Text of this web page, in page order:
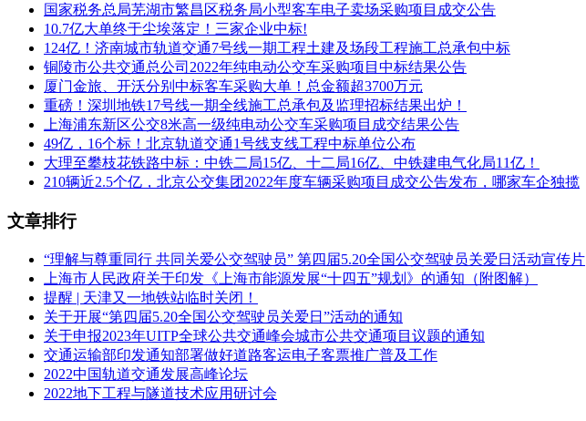
采购服务平台：西南联合产权交易所有限责任公司南充分所
通讯地址：南充市顺庆区丝绸路丝绸大厦2楼
邮 编：637000
联 系 人：何女士
联系电话：0817-2298761
国家税务总局芜湖市繁昌区税务局小型客车电子卖场采购项目成交公告
10.7亿大单终于尘埃落定！三家企业中标!
124亿！济南城市轨道交通7号线一期工程土建及场段工程施工总承包中标
铜陵市公共交通总公司2022年纯电动公交车采购项目中标结果公告
厦门金旅、开沃分别中标客车采购大单！总金额超3700万元
重磅！深圳地铁17号线一期全线施工总承包及监理招标结果出炉！
上海浦东新区公交8米高一级纯电动公交车采购项目成交结果公告
49亿，16个标！北京轨道交通1号线支线工程中标单位公布
大理至攀枝花铁路中标：中铁二局15亿、十二局16亿、中铁建电气化局11亿！
210辆近2.5个亿，北京公交集团2022年度车辆采购项目成交公告发布，哪家车企独揽
文章排行
“理解与尊重同行 共同关爱公交驾驶员” 第四届5.20全国公交驾驶员关爱日活动宣传片
上海市人民政府关于印发《上海市能源发展“十四五”规划》的通知（附图解）
提醒 | 天津又一地铁站临时关闭！
关于开展“第四届5.20全国公交驾驶员关爱日”活动的通知
关于申报2023年UITP全球公共交通峰会城市公共交通项目议题的通知
交通运输部印发通知部署做好道路客运电子客票推广普及工作
2022中国轨道交通发展高峰论坛
2022地下工程与隧道技术应用研讨会